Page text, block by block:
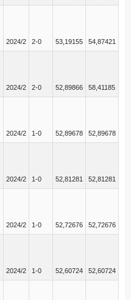
2024/2 2-0 53,19155 54,87421
2024/2 2-0 52,89866 58,41185
2024/2 1-0 52,89678 52,89678
2024/2 1-0 52,81281 52,81281
2024/2 1-0 52,72676 52,72676
2024/2 1-0 52,60724 52,60724